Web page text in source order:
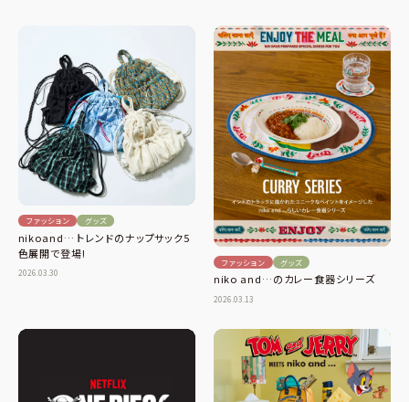
ファッション グッズ
nikoand… トレンドのナップサック5
色展開で登場!
2026.03.30
ファッション グッズ
niko and…のカレー食器シリーズ
2026.03.13